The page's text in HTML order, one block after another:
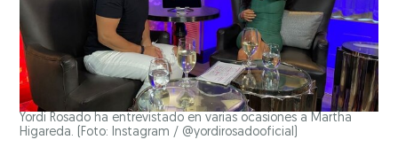
Yordi Rosado ha entrevistado en varias ocasiones a Martha
Higareda. (Foto: Instagram / @yordirosadooficial)